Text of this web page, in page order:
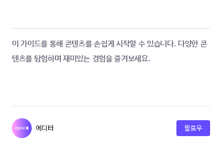
이 가이드를 통해 콘텐츠를 손쉽게 시작할 수 있습니다. 다양한 콘
텐츠를 탐험하며 재미있는 경험을 즐겨보세요.
에디터 팔로우